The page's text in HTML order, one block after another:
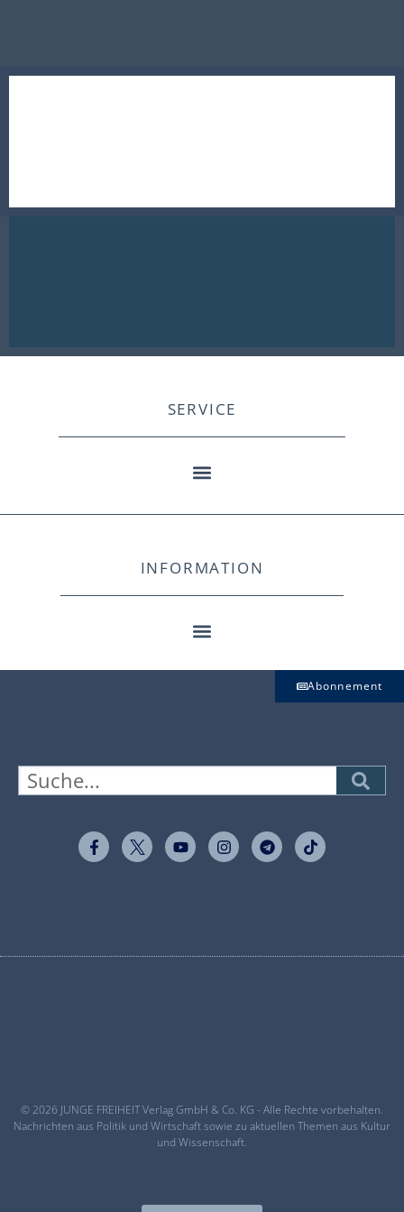
SERVICE
INFORMATION
Abonnement
© 2026 JUNGE FREIHEIT Verlag GmbH & Co. KG - Alle Rechte vorbehalten.
Nachrichten aus Politik und Wirtschaft sowie zu aktuellen Themen aus Kultur
und Wissenschaft.